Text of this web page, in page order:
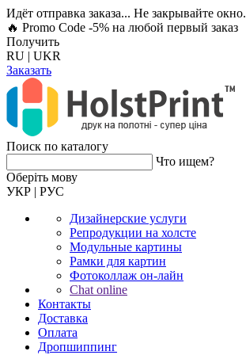
Идёт отправка заказа... Не закрывайте окно.
🔥 Promo Code -5% на любой первый заказ
Получить
RU | UKR
Заказать
Поиск по каталогу
Что ищем?
Оберiть мову
УКР | РУС
Дизайнерские услуги
Репродукции на холсте
Модульные картины
Рамки для картин
Фотоколлаж он-лайн
Chat online
Контакты
Доставка
Оплата
Дропшиппинг